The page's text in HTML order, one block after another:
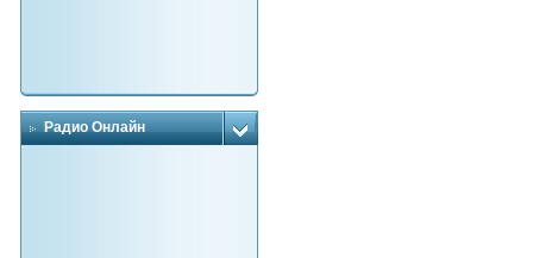
Радио Онлайн